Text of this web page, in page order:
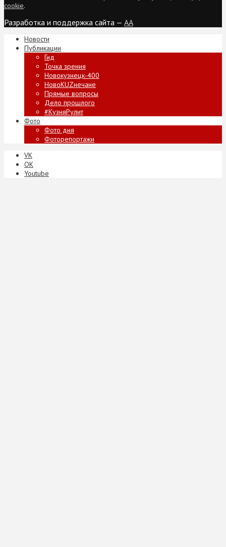
cookie.
Разработка и поддержка сайта — AA
Новости
Публикации
Гид
Точка зрения
Новокузнецк-400
НовоKUZнечане
Прямые вопросы
Дело прошлого
#КузняРулит
Фото
Фото дня
Фоторепортажи
VK
ОК
Youtube